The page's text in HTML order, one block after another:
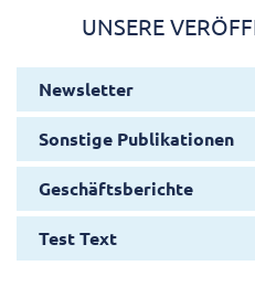
UNSERE
Newsletter
Sonstige Publikationen
Geschäftsberichte
Test Text